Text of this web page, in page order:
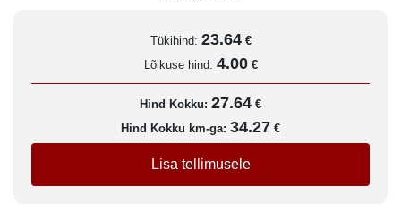
Tükihind: 23.64 €
Lõikuse hind: 4.00 €
Hind Kokku: 27.64 €
Hind Kokku km-ga: 34.27 €
Lisa tellimusele